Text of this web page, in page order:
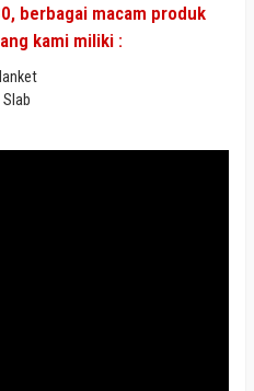
berbagai macam produk
kami miliki :